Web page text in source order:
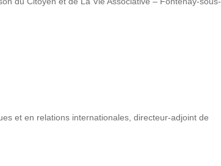
et en relations internationales, directeur-adjoint de